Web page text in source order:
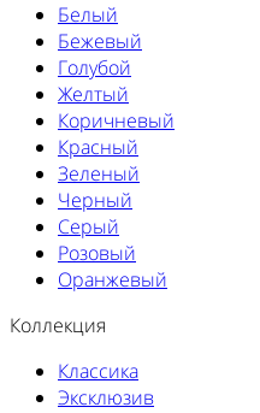
Белый
Бежевый
Голубой
Желтый
Коричневый
Красный
Зеленый
Черный
Серый
Розовый
Оранжевый
Коллекция
Классика
Эксклюзив